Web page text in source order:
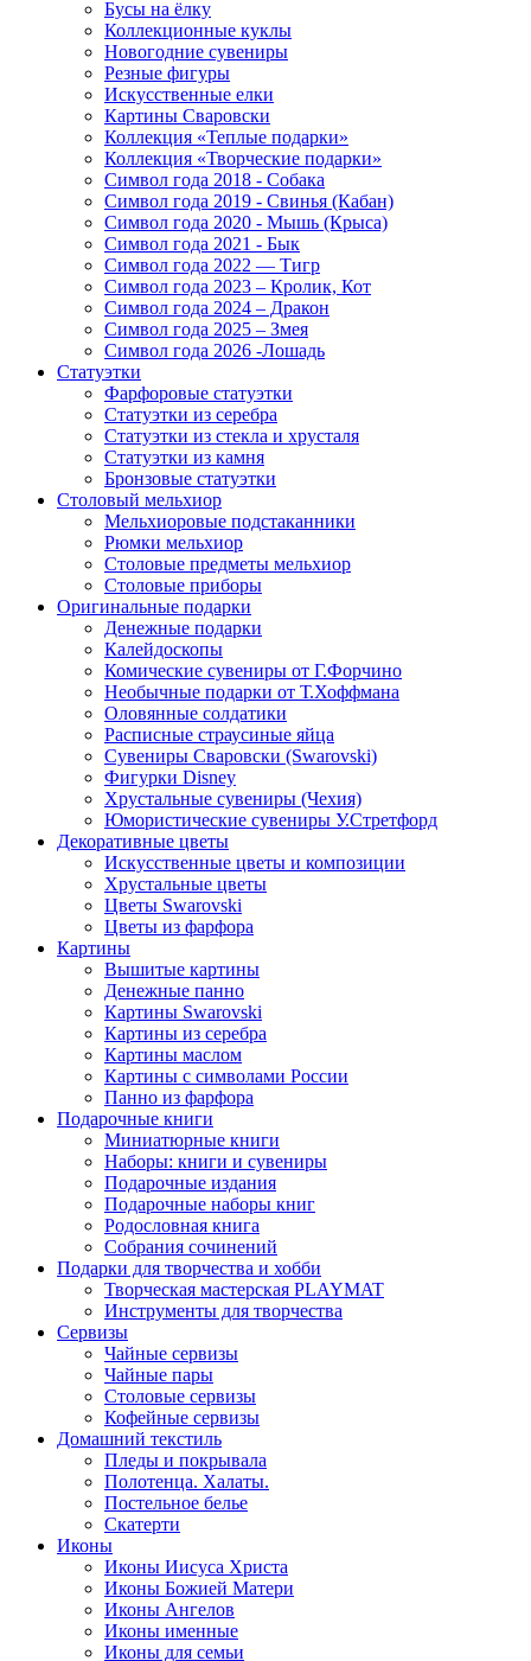
Бусы на ёлку
Коллекционные куклы
Новогодние сувениры
Резные фигуры
Искусственные елки
Картины Сваровски
Коллекция «Теплые подарки»
Коллекция «Творческие подарки»
Символ года 2018 - Собака
Символ года 2019 - Свинья (Кабан)
Символ года 2020 - Мышь (Крыса)
Символ года 2021 - Бык
Символ года 2022 — Тигр
Символ года 2023 – Кролик, Кот
Символ года 2024 – Дракон
Символ года 2025 – Змея
Символ года 2026 -Лошадь
Статуэтки
Фарфоровые статуэтки
Статуэтки из серебра
Статуэтки из стекла и хрусталя
Статуэтки из камня
Бронзовые статуэтки
Столовый мельхиор
Мельхиоровые подстаканники
Рюмки мельхиор
Столовые предметы мельхиор
Столовые приборы
Оригинальные подарки
Денежные подарки
Калейдоскопы
Комические сувениры от Г.Форчино
Необычные подарки от Т.Хоффмана
Оловянные солдатики
Расписные страусиные яйца
Сувениры Сваровски (Swarovski)
Фигурки Disney
Хрустальные сувениры (Чехия)
Юмористические сувениры У.Стретфорд
Декоративные цветы
Искусственные цветы и композиции
Хрустальные цветы
Цветы Swarovski
Цветы из фарфора
Картины
Вышитые картины
Денежные панно
Картины Swarovski
Картины из серебра
Картины маслом
Картины с символами России
Панно из фарфора
Подарочные книги
Миниатюрные книги
Наборы: книги и сувениры
Подарочные издания
Подарочные наборы книг
Родословная книга
Собрания сочинений
Подарки для творчества и хобби
Творческая мастерская PLAYMAT
Инструменты для творчества
Cервизы
Чайные сервизы
Чайные пары
Столовые сервизы
Кофейные сервизы
Домашний текстиль
Пледы и покрывала
Полотенца. Халаты.
Постельное белье
Скатерти
Иконы
Иконы Иисуса Христа
Иконы Божией Матери
Иконы Ангелов
Иконы именные
Иконы для семьи